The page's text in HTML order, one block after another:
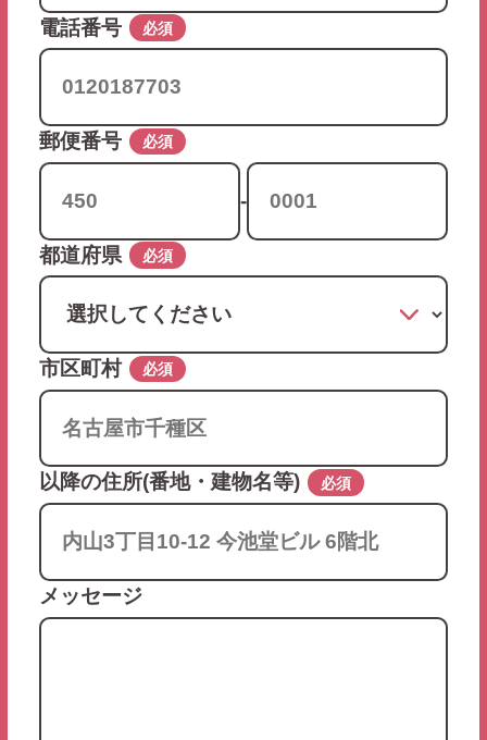
電話番号 必須
郵便番号 必須
-
都道府県 必須
市区町村 必須
以降の住所(番地・建物名等) 必須
メッセージ